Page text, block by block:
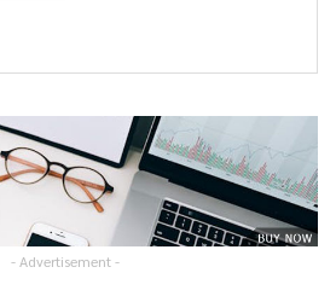
- Advertisement -